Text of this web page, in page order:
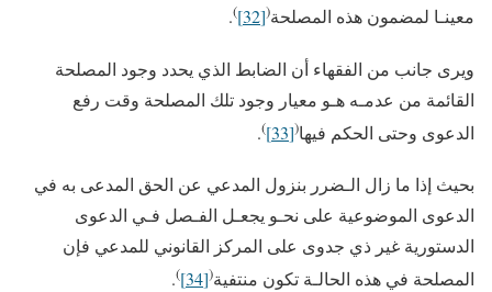
معينـا لمضمون هذه المصلحة(
[32]
)
.
ويرى جانب من الفقهاء أن الضابط الذي يحدد وجود المصلحة
القائمة من عدمـه هـو معيار وجود تلك المصلحة وقت رفع
الدعوى وحتى الحكم فيها(
[33]
)
.
بحيث إذا ما زال الـضرر بنزول المدعي عن الحق المدعى به في
الدعوى الموضوعية على نحـو يجعـل الفـصل فـي الدعوى
الدستورية غير ذي جدوى على المركز القانوني للمدعي فإن
المصلحة في هذه الحالـة تكون منتفية(
[34]
)
.